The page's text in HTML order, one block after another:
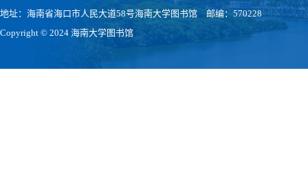
地址：海南省海口市人民大道58号海南大学图书馆 邮编：570228
Copyright © 2024 海南大学图书馆